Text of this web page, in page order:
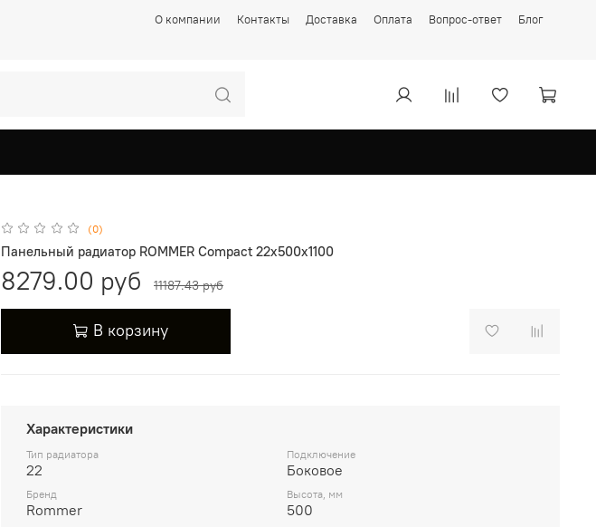
О компании Контакты Доставка Оплата Вопрос-ответ Блог
(0)
Панельный радиатор ROMMER Compact 22х500х1100
8279.00 руб 11187.43 руб
В корзину
Характеристики
Тип радиатора
22
Подключение
Боковое
Бренд
Rommer
Высота, мм
500